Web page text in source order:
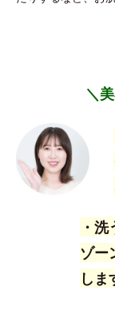
＼
・
ゾー
しま